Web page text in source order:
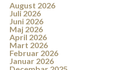
August 2026
Juli 2026
Juni 2026
Maj 2026
April 2026
Mart 2026
Februar 2026
Januar 2026